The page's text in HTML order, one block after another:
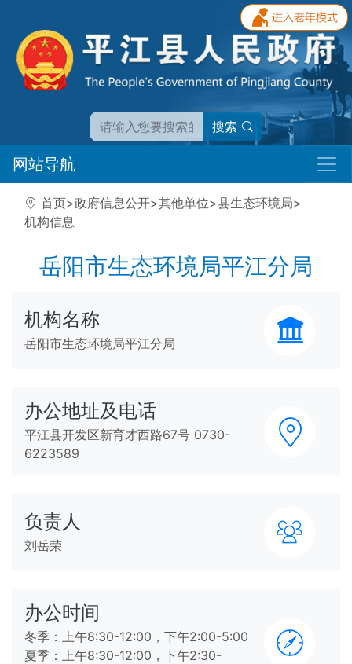
搜索
网站导航
首页>政府信息公开>其他单位>县生态环境局>
机构信息
岳阳市生态环境局平江分局
机构名称
岳阳市生态环境局平江分局
办公地址及电话
平江县开发区新育才西路67号 0730-
6223589
负责人
刘岳荣
办公时间
冬季：上午8:30-12:00，下午2:00-5:00
夏季：上午8:30-12:00，下午2:30-